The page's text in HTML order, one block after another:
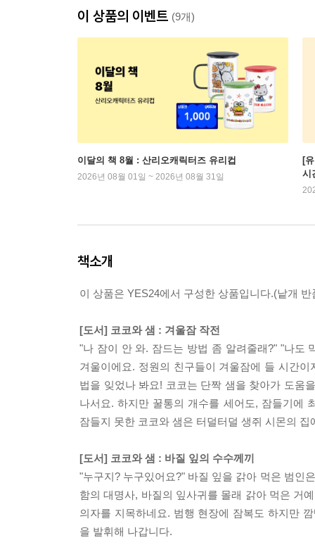
이 상품의 이벤트 (9개)
이달의 책 8월 : 산리오캐릭터즈 유리컵
2026년 08월 01일 ~ 2026년 08월 31일
[
시
책소개
이 상품은 YES24에서 구성한 상품입니다.(낱개 반
[도서] 코코와 샘 : 겨울잠 작전
"나 잠이 안 와. 잠드는 방법 좀 알려줄래?" "나도
겨울이에요. 정원의 친구들이 겨울잠에 들 시간
법을 잊었나 봐요! 코코는 단짝 샘을 찾아가 도움
나서요. 하지만 꿀통의 개수를 세어도, 잠들기에
잠들지 못한 코코와 샘은 터덜터덜 생쥐 시몬의 집
[도서] 코코와 샘 : 바질 잎의 수수께끼
"누구지? 누구있어요?" 바질 잎을 갉아 먹은 범인
함의 대명사, 바질의 잎사귀를 몰래 갉아 먹은 거
의자를 지목하네요. 범행 현장에 잠복도 하지만
을 발휘해 나갑니다.